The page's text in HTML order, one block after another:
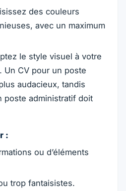
des couleurs
avec un maximum
le style visuel à votre
Un CV pour un poste
audacieux, tandis
poste administratif doit
:
ou d’éléments
trop fantaisistes.